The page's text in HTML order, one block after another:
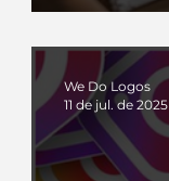
We Do Logos
11 de jul. de 2025